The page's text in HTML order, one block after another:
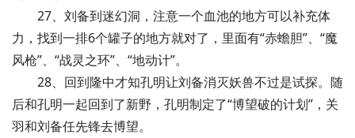
27、刘备到迷幻洞，注意一个血池的地方可以补充体
力，找到一排6个罐子的地方就对了，里面有“赤蟾胆”、“魔
风枪”、“战灵之环”、“地动计”。
28、回到隆中才知孔明让刘备消灭妖兽不过是试探。随
后和孔明一起回到了新野，孔明制定了“博望破的计划”，关
羽和刘备任先锋去博望。